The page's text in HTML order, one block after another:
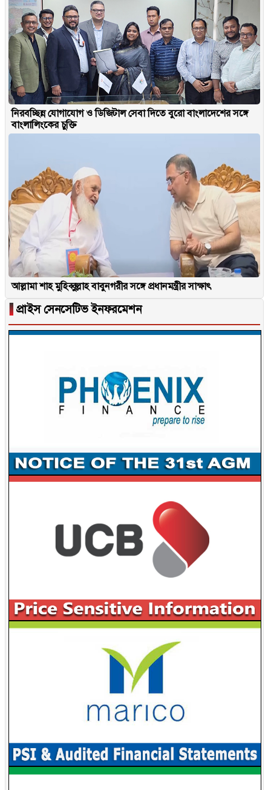
নিরবচ্ছিন্ন যোগাযোগ ও ডিজিটাল সেবা দিতে বুরো বাংলাদেশের সঙ্গে
বাংলালিংকের চুক্তি
আল্লামা শাহ মুহিব্বুল্লাহ বাবুনগরীর সঙ্গে প্রধানমন্ত্রীর সাক্ষাৎ
▐ প্রাইস সেনসেটিভ ইনফরমেশন